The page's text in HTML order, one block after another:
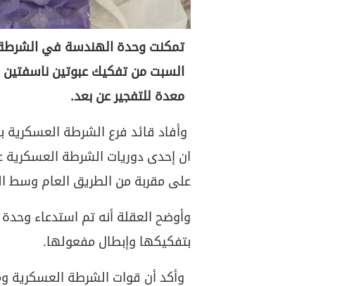
تمكنت وحدة الهندسة في الشرطة
السبت من تفكيك عبوتين
معدة للتفجير عن بعد.
وأفاد قائد فرع الشرطة
ان إحدى دوريات الشرطة
على مقربة من الطريق العام وسط
وأوضح العقلة أنه تم استدعاء
بتفكيكها وإبطال مفعولها.
وأكد أن قوات الشرطة العسكرية